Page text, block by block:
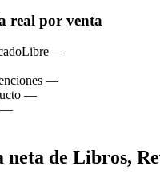
real por venta
—
—
—
—
neta de Libros,